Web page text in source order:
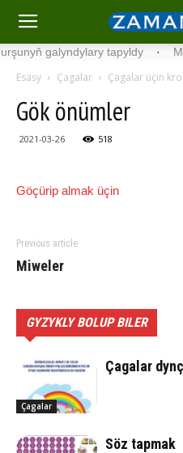
galyndylary tapyldy ·
Esasy Çagalar Çagalar üçin
Gök önümler
2021-03-26 518
Göçürip almak üçin
Previous article
Miweler
GYZYKLY BOLUP BILER
Çagalar
Çagalar
Söz tapmak